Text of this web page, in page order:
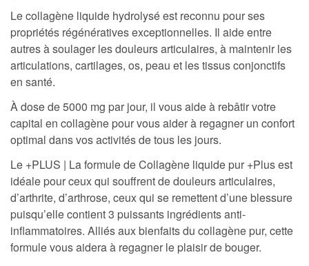
Le collagène liquide hydrolysé est reconnu pour ses
propriétés régénératives exceptionnelles. Il aide entre
autres à soulager les douleurs articulaires, à maintenir les
articulations, cartilages, os, peau et les tissus conjonctifs
en santé.
À dose de 5000 mg par jour, il vous aide à rebâtir votre
capital en collagène pour vous aider à regagner un confort
optimal dans vos activités de tous les jours.
Le +PLUS | La formule de Collagène liquide pur +Plus est
idéale pour ceux qui souffrent de douleurs articulaires,
d’arthrite, d’arthrose, ceux qui se remettent d’une blessure
puisqu’elle contient 3 puissants ingrédients anti-
inflammatoires. Alliés aux bienfaits du collagène pur, cette
formule vous aidera à regagner le plaisir de bouger.